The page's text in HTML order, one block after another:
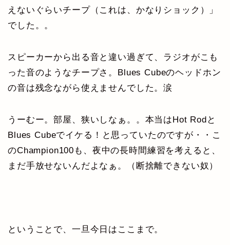
えないぐらいチープ（これは、かなりショック）」
でした。。
スピーカーから出る音と違い過ぎて、ラジオがこも
った音のようなチープさ。Blues Cubeのヘッドホン
の音は残念ながら使えませんでした。涙
うーむー。部屋、狭いしなぁ。。本当はHot Rodと
Blues Cubeでイケる！と思っていたのですが・・こ
のChampion100も、夜中の長時間練習を考えると、
まだ手放せないんだよなぁ。（断捨離できない奴）
ということで、一旦今日はここまで。